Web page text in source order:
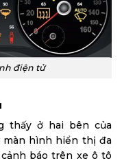
điện tử
thấy ở hai bên của
màn hình hiển thị đa
báo trên xe ô tô